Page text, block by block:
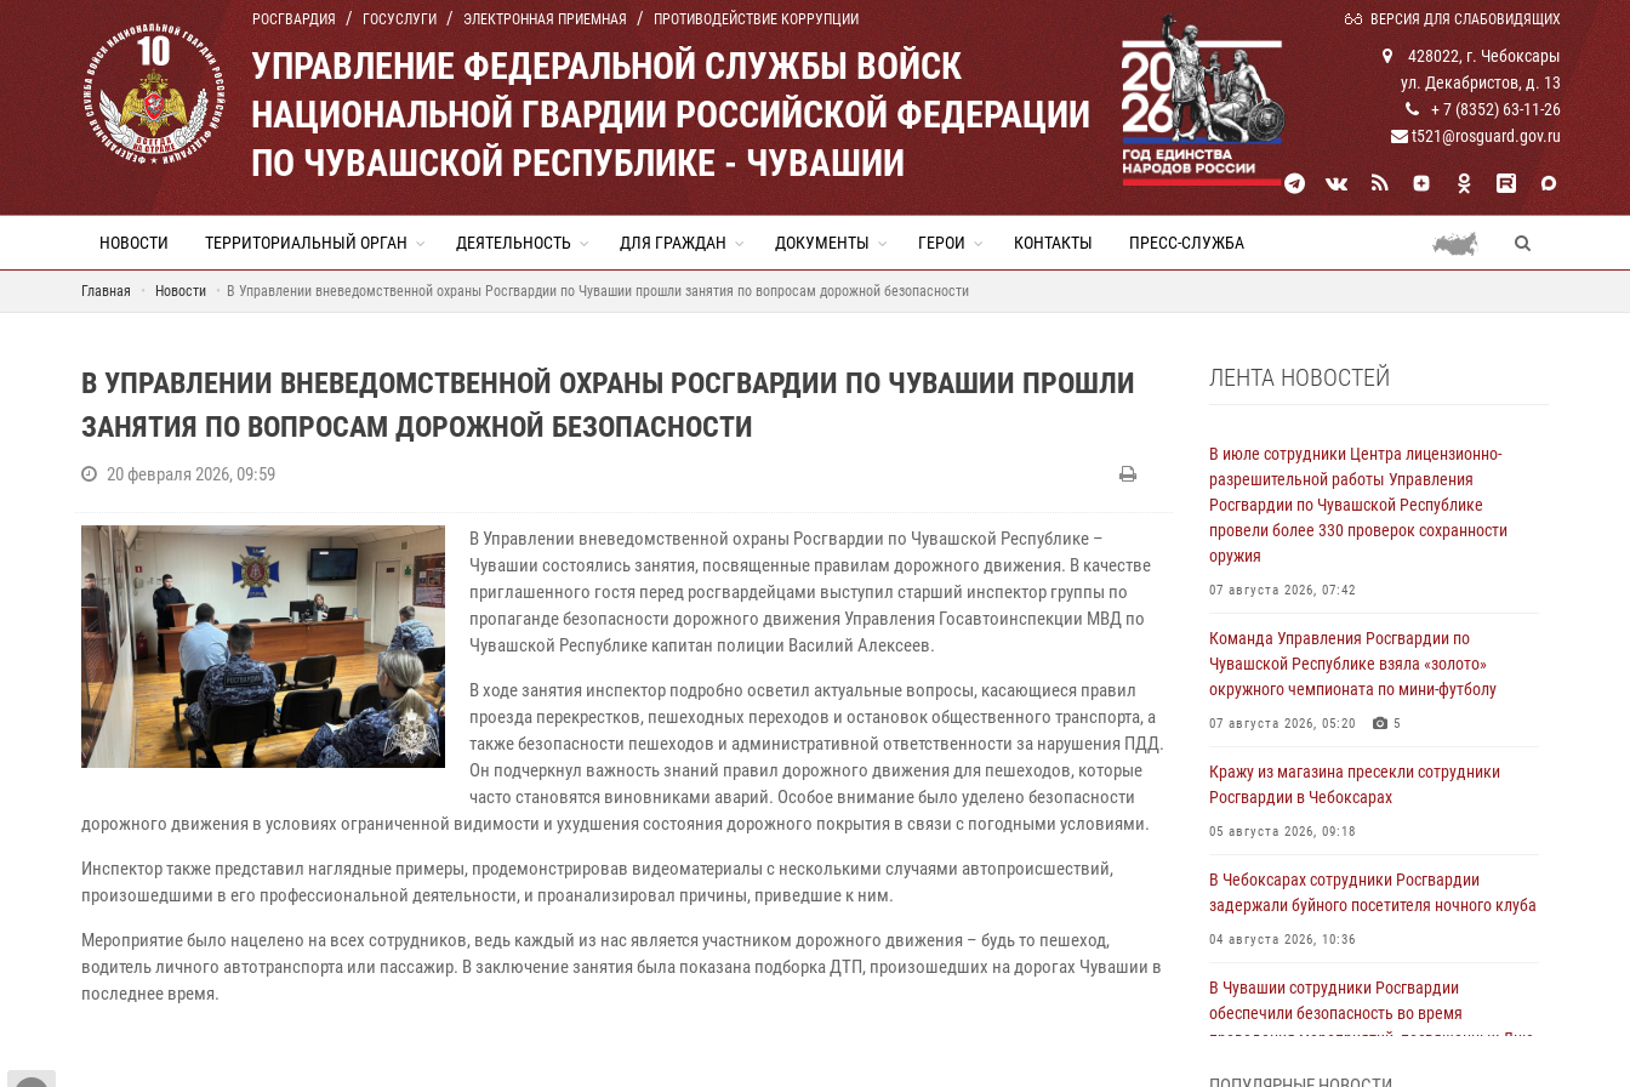
РОСГВАРДИЯ ГОСУСЛУГИ ЭЛЕКТРОННАЯ ПРИЕМНАЯ ПРОТИВОДЕЙСТВИЕ КОРРУПЦИИ ВЕРСИЯ ДЛЯ СЛАБОВИДЯЩИХ
УПРАВЛЕНИЕ ФЕДЕРАЛЬНОЙ СЛУЖБЫ ВОЙСК
НАЦИОНАЛЬНОЙ ГВАРДИИ РОССИЙСКОЙ ФЕДЕРАЦИИ
ПО ЧУВАШСКОЙ РЕСПУБЛИКЕ - ЧУВАШИИ
428022, г. Чебоксары
ул. Декабристов, д. 13
+ 7 (8352) 63-11-26
t521@rosguard.gov.ru
НОВОСТИ ТЕРРИТОРИАЛЬНЫЙ ОРГАН ДЕЯТЕЛЬНОСТЬ ДЛЯ ГРАЖДАН ДОКУМЕНТЫ ГЕРОИ КОНТАКТЫ ПРЕСС-СЛУЖБА
Главная Новости В Управлении вневедомственной охраны Росгвардии по Чувашии прошли занятия по вопросам дорожной безопасности
В УПРАВЛЕНИИ ВНЕВЕДОМСТВЕННОЙ ОХРАНЫ РОСГВАРДИИ ПО ЧУВАШИИ ПРОШЛИ
ЗАНЯТИЯ ПО ВОПРОСАМ ДОРОЖНОЙ БЕЗОПАСНОСТИ
20 февраля 2026, 09:59
В Управлении вневедомственной охраны Росгвардии по Чувашской Республике –
Чувашии состоялись занятия, посвященные правилам дорожного движения. В качестве
приглашенного гостя перед росгвардейцами выступил старший инспектор группы по
пропаганде безопасности дорожного движения Управления Госавтоинспекции МВД по
Чувашской Республике капитан полиции Василий Алексеев.
В ходе занятия инспектор подробно осветил актуальные вопросы, касающиеся правил
проезда перекрестков, пешеходных переходов и остановок общественного транспорта, а
также безопасности пешеходов и административной ответственности за нарушения ПДД.
Он подчеркнул важность знаний правил дорожного движения для пешеходов, которые
часто становятся виновниками аварий. Особое внимание было уделено безопасности
дорожного движения в условиях ограниченной видимости и ухудшения состояния дорожного покрытия в связи с погодными условиями.
Инспектор также представил наглядные примеры, продемонстрировав видеоматериалы с несколькими случаями автопроисшествий,
произошедшими в его профессиональной деятельности, и проанализировал причины, приведшие к ним.
Мероприятие было нацелено на всех сотрудников, ведь каждый из нас является участником дорожного движения – будь то пешеход,
водитель личного автотранспорта или пассажир. В заключение занятия была показана подборка ДТП, произошедших на дорогах Чувашии в
последнее время.
ЛЕНТА НОВОСТЕЙ
В июле сотрудники Центра лицензионно-
разрешительной работы Управления
Росгвардии по Чувашской Республике
провели более 330 проверок сохранности
оружия
07 августа 2026, 07:42
Команда Управления Росгвардии по
Чувашской Республике взяла «золото»
окружного чемпионата по мини-футболу
07 августа 2026, 05:20 5
Кражу из магазина пресекли сотрудники
Росгвардии в Чебоксарах
05 августа 2026, 09:18
В Чебоксарах сотрудники Росгвардии
задержали буйного посетителя ночного клуба
04 августа 2026, 10:36
В Чувашии сотрудники Росгвардии
обеспечили безопасность во время
проведения мероприятий, посвященных Дню